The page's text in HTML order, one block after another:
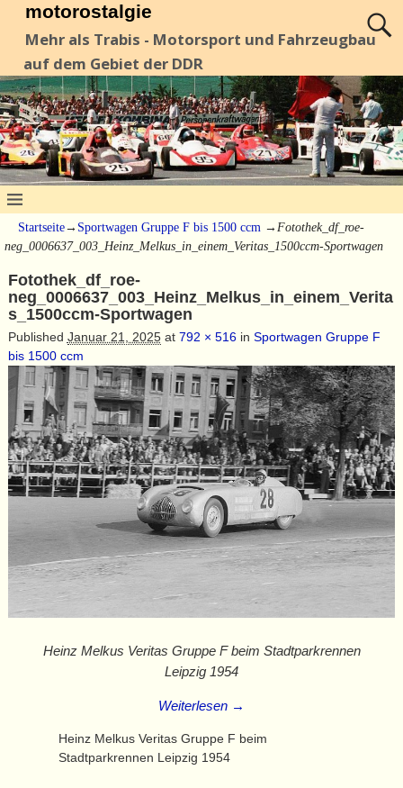
motorostalgie
Mehr als Trabis - Motorsport und Fahrzeugbau
auf dem Gebiet der DDR
Startseite→ Sportwagen Gruppe F bis 1500 ccm → Fotothek_df_roe-
neg_0006637_003_Heinz_Melkus_in_einem_Veritas_1500ccm-Sportwagen
Fotothek_df_roe-
neg_0006637_003_Heinz_Melkus_in_einem_Verita
s_1500ccm-Sportwagen
Published Januar 21, 2025at 792 × 516in Sportwagen Gruppe F
bis 1500 ccm
Heinz Melkus Veritas Gruppe F beim Stadtparkrennen
Leipzig 1954
Weiterlesen →
Heinz Melkus Veritas Gruppe F beim
Stadtparkrennen Leipzig 1954